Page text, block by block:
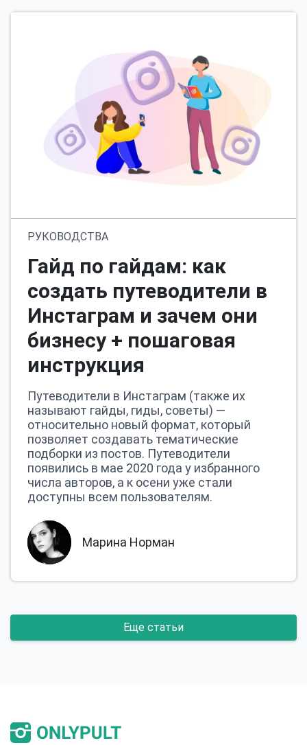
РУКОВОДСТВА
Гайд по гайдам: как
создать путеводители в
Инстаграм и зачем они
бизнесу + пошаговая
инструкция
Путеводители в Инстаграм (также их
называют гайды, гиды, советы) —
относительно новый формат, который
позволяет создавать тематические
подборки из постов. Путеводители
появились в мае 2020 года у избранного
числа авторов, а к осени уже стали
доступны всем пользователям.
Марина Норман
Еще статьи